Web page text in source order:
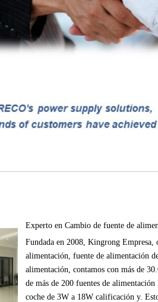
Experto en Cambio de fuente de
Fundada en 2008 Kingrong Empresa,
alimentación , fuente de alimentación
alimentación contamos con más de
de más de 200 fuentes de alimentación
coche de 3W a 18W calificación y.